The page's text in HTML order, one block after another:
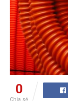
0
Chia sẻ